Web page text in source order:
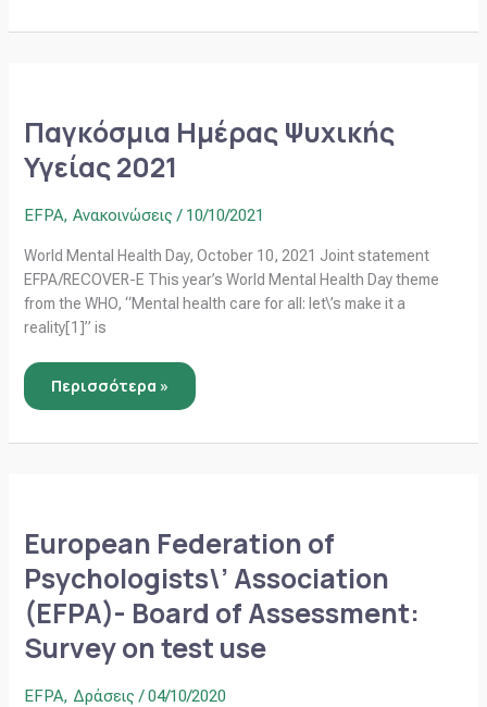
Παγκόσμια Ημέρας Ψυχικής
Υγείας 2021
EFPA, Ανακοινώσεις / 10/10/2021
World Mental Health Day, October 10, 2021 Joint statement
EFPA/RECOVER-E This year’s World Mental Health Day theme
from the WHO, “Mental health care for all: let\’s make it a
reality[1]” is
Ψυχικής
Υγείας
2021
Περισσότερα »
European Federation of
Psychologists\’ Association
(EFPA)- Board of Assessment:
Survey on test use
EFPA, Δράσεις /04/10/2020
Psychologists\’
Association
(EFPA)-
Board
of
Assessment:
on